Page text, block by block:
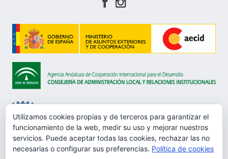
Aviso Legal
Utilizamos cookies propias y de terceros para garantizar el
funcionamiento de la web, medir su uso y mejorar nuestros
servicios. Puede aceptar todas las cookies, rechazar las no
necesarias o configurar sus preferencias. Política de cookies